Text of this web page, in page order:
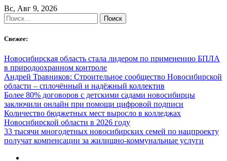
Skip
to
content
Вс, Авг 9, 2026
Найти:
Свежее:
Новосибирская область стала лидером по применению БПЛА
в природоохранном контроле
Андрей Травников: Строительное сообщество Новосибирской
области – сплочённый и надёжный коллектив
Более 80% договоров с детскими садами новосибирцы
заключили онлайн при помощи цифровой подписи
Количество бюджетных мест выросло в колледжах
Новосибирской области в 2026 году
33 тысячи многодетных новосибирских семей по нацпроекту
получат компенсации за жилищно-коммунальные услуги